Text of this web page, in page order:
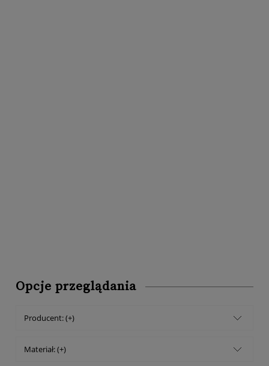
Opcje przeglądania
Producent: (+)
Materiał: (+)